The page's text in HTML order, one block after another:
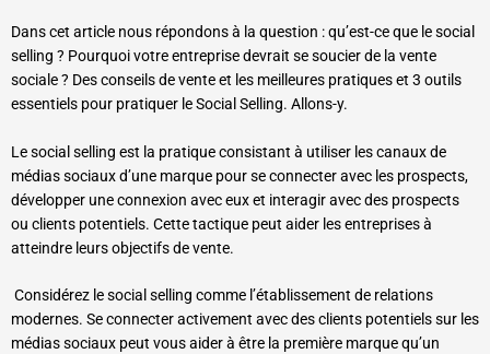
Dans cet article nous répondons à la question : qu’est-ce que le social
selling ? Pourquoivotre entreprise devrait se soucier de la vente
sociale ? Des conseils de vente et les meilleures pratiques et 3 outils
essentiels pour pratiquer le Social Selling. Allons-y.
Le social selling est la pratique consistant à utiliser les canaux de
médias sociaux d’une marque pour se connecter avec les prospects,
développer une connexion avec eux et interagir avec des prospects
ou clients potentiels. Cette tactique peut aider les entreprises à
atteindre leurs objectifs de vente.
Considérez le social selling comme l’établissement de relations
modernes. Se connecter activement avec des clients potentiels sur les
médias sociaux peut vous aider à être la première marque qu’un